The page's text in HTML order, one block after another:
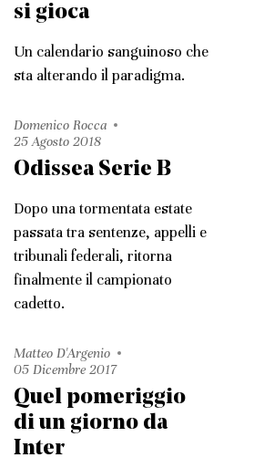
si gioca
Un calendario sanguinoso che
sta alterando il paradigma.
Domenico Rocca
25 Agosto 2018
Odissea Serie B
Dopo una tormentata estate
passata tra sentenze, appelli e
tribunali federali, ritorna
finalmente il campionato
cadetto.
Matteo D'Argenio
05 Dicembre 2017
Quel pomeriggio
di un giorno da
Inter